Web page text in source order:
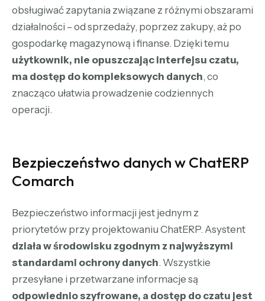
obsługiwać zapytania związane z różnymi obszarami
działalności – od sprzedaży, poprzez zakupy, aż po
gospodarkę magazynową i finanse. Dzięki temu
użytkownik, nie opuszczając interfejsu czatu,
ma dostęp do kompleksowych danych, co
znacząco ułatwia prowadzenie codziennych
operacji.
Bezpieczeństwo danych w ChatERP
Comarch
Bezpieczeństwo informacji jest jednym z
priorytetów przy projektowaniu ChatERP. Asystent
działa w środowisku zgodnym z najwyższymi
standardami ochrony danych. Wszystkie
przesyłane i przetwarzane informacje są
odpowiednio szyfrowane, a dostęp do czatu jest